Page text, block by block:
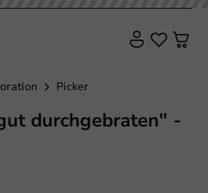
Picker
durchgebraten" -